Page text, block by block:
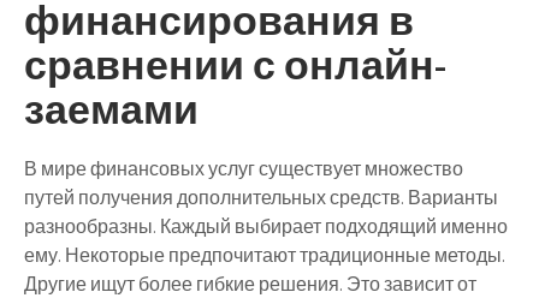
финансирования в
сравнении с онлайн-
заемами
В мире финансовых услуг существует множество
путей получения дополнительных средств. Варианты
разнообразны. Каждый выбирает подходящий именно
ему. Некоторые предпочитают традиционные методы.
Другие ищут более гибкие решения. Это зависит от